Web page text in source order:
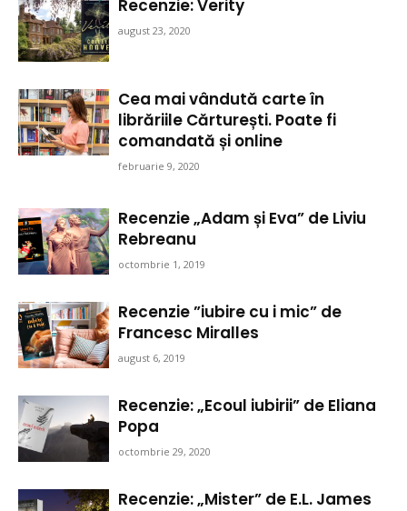
Recenzie: Verity
august 23, 2020
Cea mai vândută carte în
librăriile Cărturești. Poate fi
comandată și online
februarie 9, 2020
Recenzie „Adam și Eva” de Liviu
Rebreanu
octombrie 1, 2019
Recenzie ”iubire cu i mic” de
Francesc Miralles
august 6, 2019
Recenzie: „Ecoul iubirii” de Eliana
Popa
octombrie 29, 2020
Recenzie: „Mister” de E.L. James